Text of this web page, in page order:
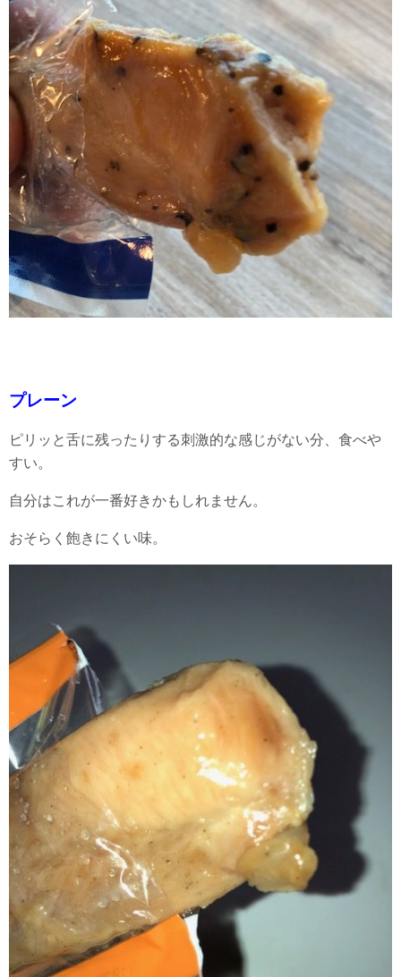
プレーン
ピリッと舌に残ったりする刺激的な感じがない分、食べや
すい。
自分はこれが一番好きかもしれません。
おそらく飽きにくい味。